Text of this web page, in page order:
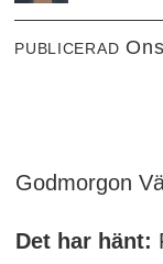
PUBLICERAD
Godmorgon
Det har hänt: